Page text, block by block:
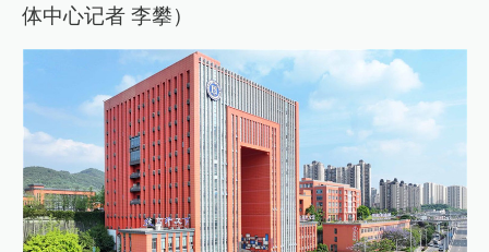
体中心记者 李攀）